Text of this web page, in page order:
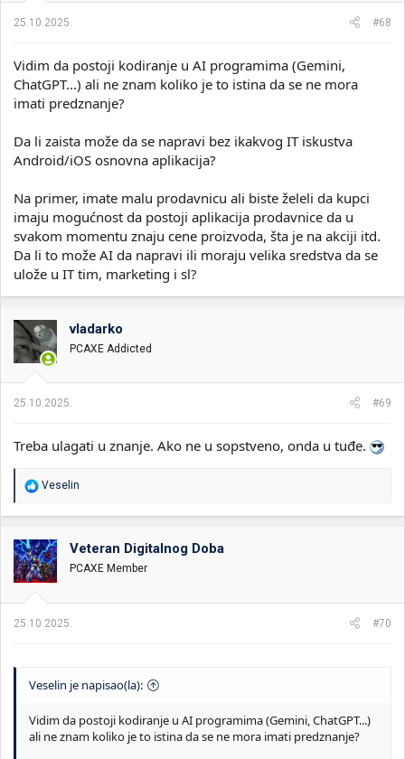
:
25.10.2025. #68
Vidim da postoji kodiranje u AI programima (Gemini,
ChatGPT...) ali ne znam koliko je to istina da se ne mora
imati predznanje?
Da li zaista može da se napravi bez ikakvog IT iskustva
Android/iOS osnovna aplikacija?
Na primer, imate malu prodavnicu ali biste želeli da kupci
imaju mogućnost da postoji aplikacija prodavnice da u
svakom momentu znaju cene proizvoda, šta je na akciji itd.
Da li to može AI da napravi ili moraju velika sredstva da se
ulože u IT tim, marketing i sl?
vladarko
PCAXE Addicted
25.10.2025. #69
Treba ulagati u znanje. Ako ne u sopstveno, onda u tuđe.
R
a
o
v
a
n
:
Veselin
Veteran Digitalnog Doba
PCAXE Member
25.10.2025. #70
Veselin je napisao(la):
Vidim da postoji kodiranje u AI programima (Gemini, ChatGPT...)
ali ne znam koliko je to istina da se ne mora imati predznanje?